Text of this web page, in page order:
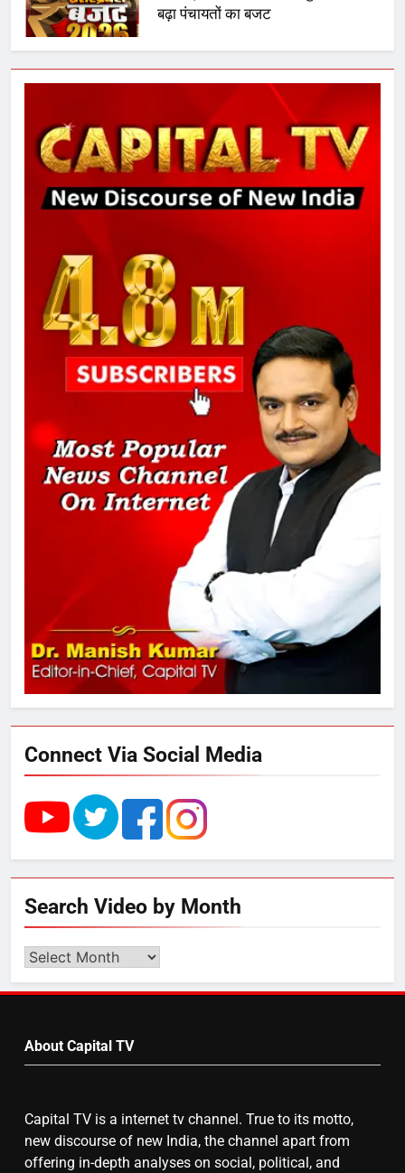
7
गाजा युद्धविराम को लेकर बड़ी खबरें
8
चुनाव से पहले लालू परिवार पर बड़ा झटका,
तय किए
1
SRN अस्पताल का नाम अमर शहीद ठाकुर
रोशन सिंह के नाम पर करने की मांग तेज
अमर शहीद ठाकुर रोशन सिंह के नाम पर
स्वरूप रानी नेहरू चिकित्सालय का
नामकरण करने की मांग को लेकर
अनिश्चितकालीन धरना शुरू
289 एकड़ भूमि पर विकसित होगा कार्बन-
फ्री डेटा सेंटर, हजारों उच्च-कुशल
रोजगार सृजन की संभावना
4
UP में ग्रामीण बिजली आपूर्ति से कृषि,
डेयरी, कुटीर उद्योग और स्वरोजगार को
मिला बढ़ावा
राम की नगरी अयोध्या में आने वाले भक्तों
का स्वागत करेगा लक्ष्मण द्वार
उत्तर प्रदेश में गांवों में बढ़ेंगी सुविधाएं: 67%
बढ़ा पंचायतों का बजट
8
चुनाव से पहले लालू परिवार पर बड़ा झटका,
Connect Via Social Media
Search Video by Month
Search
by
About Capital TV
Capital TV is a internet tv channel. True to its motto,
new discourse of new India, the channel apart from
offering in-depth analyses on social, political, and